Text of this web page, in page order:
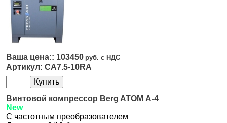
103450
CA7.5-10RA
Винтовой компрессор Berg ATOM А-4
New
С частотным преобразователем